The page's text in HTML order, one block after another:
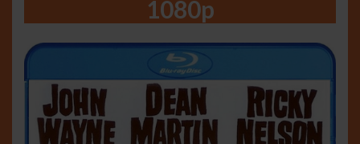
1080p